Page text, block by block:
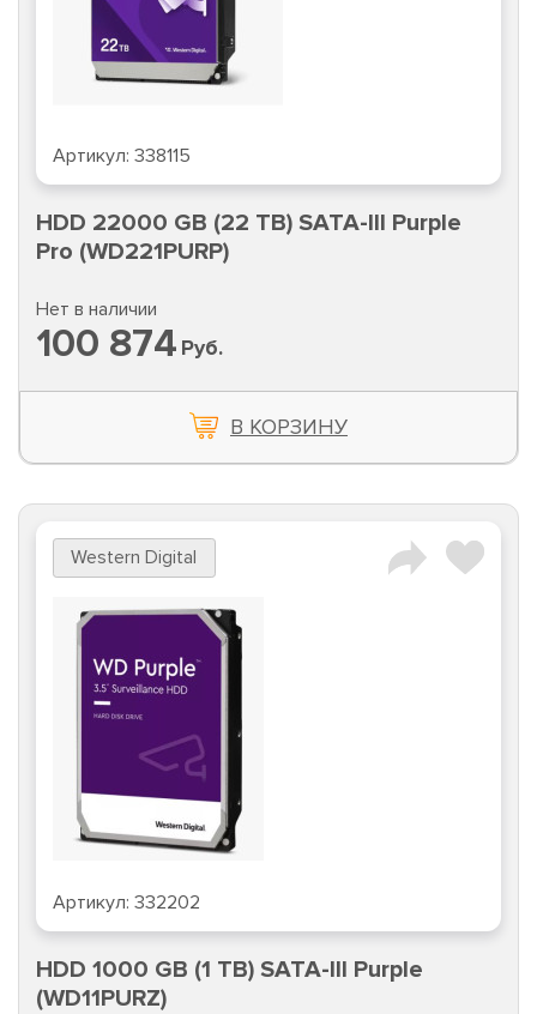
Артикул: 338115
HDD 22000 GB (22 TB) SATA-III Purple
Pro (WD221PURP)
Нет в наличии
100 874 Руб.
В КОРЗИНУ
Western Digital
Артикул: 332202
HDD 1000 GB (1 TB) SATA-III Purple
(WD11PURZ)